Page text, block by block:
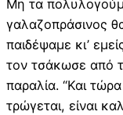
Μη τα
γαλαζοπράσινος
παιδέψαμε κι’
τον τσάκωσε από
παραλία. “Και
τρώγεται, είναι